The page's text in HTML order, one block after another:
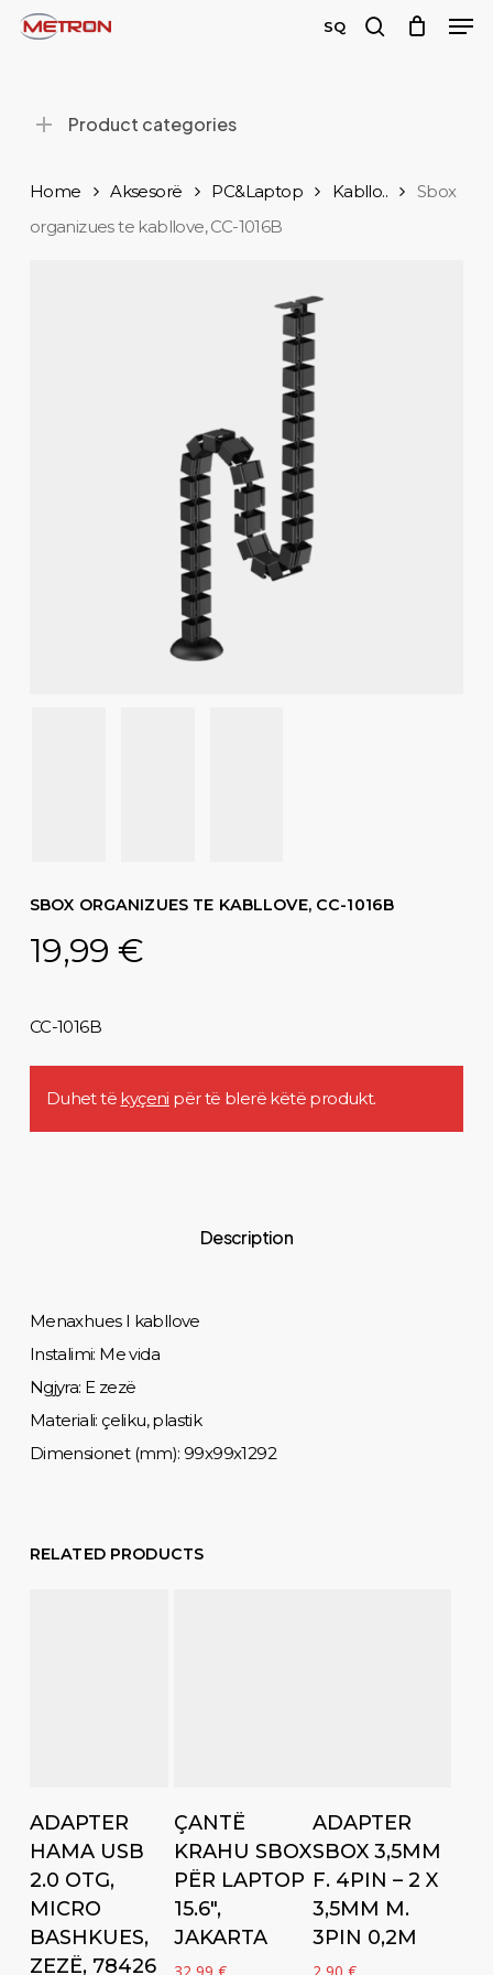
Skip
content
SQ
Product categories
Home Aksesorë PC&Laptop Kabllo..
Sbox
organizues te kabllove, CC-1016B
SBOX ORGANIZUES TE KABLLOVE, CC-1016B
19,99€
CC-1016B
Duhet të kyçeni për të blerë këtë produkt.
Description
Menaxhues I kabllove
Instalimi: Me vida
Ngjyra: E zezë
Materiali: çeliku, plastik
Dimensionet (mm): 99x99x1292
RELATED PRODUCTS
Add to cart
ADAPTER
HAMA USB
2.0 OTG,
MICRO
BASHKUES,
ZEZË, 78426
Add to cart
ÇANTË
KRAHU SBOX
PËR LAPTOP
15.6″,
JAKARTA
Add to cart
ADAPTER
SBOX 3,5MM
F. 4PIN – 2 X
3,5MM M.
3PIN 0,2M